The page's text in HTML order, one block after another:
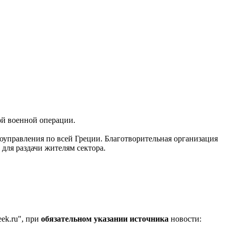
военной операции.
по всей Греции. Благотворительная организация
раздачи жителям сектора.
при обязательном указании источника новости: